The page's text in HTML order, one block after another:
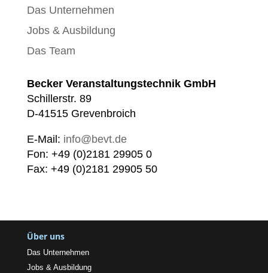
Das Unternehmen
Jobs & Ausbildung
Das Team
Becker Veranstaltungstechnik GmbH
Schillerstr. 89
D-41515 Grevenbroich
E-Mail: info@bevt.de
Fon: +49 (0)2181 29905 0
Fax: +49 (0)2181 29905 50
Über uns
Das Unternehmen
Jobs & Ausbildung